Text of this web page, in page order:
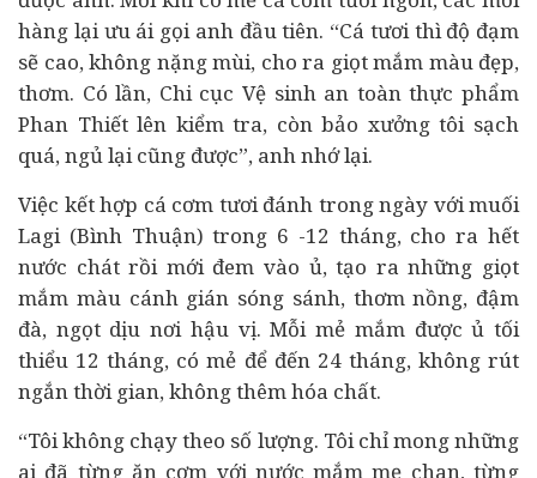
hàng lại ưu ái gọi anh đầu tiên. “Cá tươi thì độ đạm
sẽ cao, không nặng mùi, cho ra giọt mắm màu đẹp,
thơm. Có lần, Chi cục Vệ sinh an toàn thực phẩm
Phan Thiết lên kiểm tra, còn bảo xưởng tôi sạch
quá, ngủ lại cũng được”, anh nhớ lại.
Việc kết hợp cá cơm tươi đánh trong ngày với muối
Lagi (Bình Thuận) trong 6 -12 tháng, cho ra hết
nước chát rồi mới đem vào ủ, tạo ra những giọt
mắm màu cánh gián sóng sánh, thơm nồng, đậm
đà, ngọt dịu nơi hậu vị. Mỗi mẻ mắm được ủ tối
thiểu 12 tháng, có mẻ để đến 24 tháng, không rút
ngắn thời gian, không thêm hóa chất.
“Tôi không chạy theo số lượng. Tôi chỉ mong những
ai đã từng ăn cơm với nước mắm mẹ chan, từng